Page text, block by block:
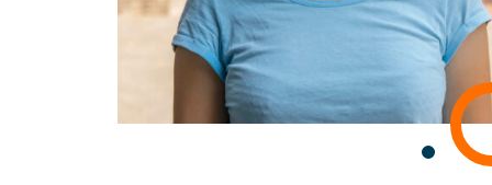
Română